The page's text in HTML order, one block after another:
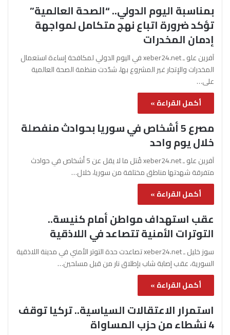
بمناسبة اليوم الدولي.. “الصحة العالمية”
تؤكد ضرورة اتباع نهج متكامل لمواجهة
إدمان المخدرات
آفرين علو ـ xeber24.net في اليوم الدولي لمكافحة إساءة استعمال
المخدرات والإتجار غير المشروع بها، شدّدت منظمة الصحة العالمية
على…
أكمل القراءة »
مصرع 5 أشخاص في سوريا بحوادث منفصلة
خلال يوم واحد
آفرين علو ـ xeber24.net قُتل ما لا يقل عن 5 أشخاص في حوادث
متفرقة شهدتها مناطق مختلفة من سوريا، خلال…
أكمل القراءة »
عقب استهداف مواطن أمام كنيسة..
التوترات الأمنية تتصاعد في اللاذقية
سوز خليل ـ xeber24.net تصاعدت حدة التوتر الأمني في مدينة اللاذقية
السورية، عقب إصابة شاب بإطلاق نار من قبل مسلحين…
أكمل القراءة »
استمرار الاعتقالات السياسية.. تركيا توقف
4 نشطاء من حزب المساواة